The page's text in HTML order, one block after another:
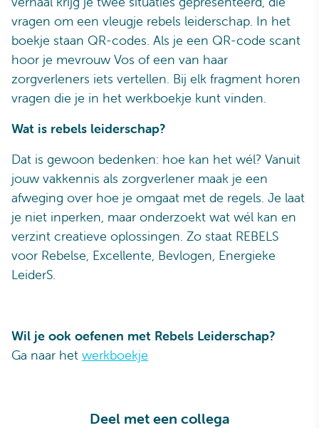
vragen om een vleugje rebels leiderschap. In het
boekje staan QR-codes. Als je een QR-code scant
hoor je mevrouw Vos of een van haar
zorgverleners iets vertellen. Bij elk fragment horen
vragen die je in het werkboekje kunt vinden.
Wat is rebels leiderschap?
Dat is gewoon bedenken: hoe kan het wél? Vanuit
jouw vakkennis als zorgverlener maak je een
afweging over hoe je omgaat met de regels. Je laat
je niet inperken, maar onderzoekt wat wél kan en
verzint creatieve oplossingen. Zo staat REBELS
voor Rebelse, Excellente, Bevlogen, Energieke
LeiderS.
Wil je ook oefenen met Rebels Leiderschap?
Ga naar het werkboekje
Deel met een collega